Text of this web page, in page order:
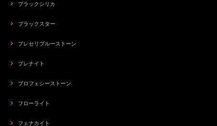
ブラックシリカ
ブラックスター
プレセリブルーストーン
プレナイト
プロフェシーストーン
フローライト
フェナカイト